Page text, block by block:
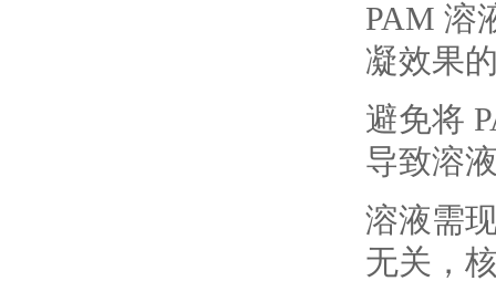
PAM 溶
凝效果
避免将
导致溶
溶液需
无关，